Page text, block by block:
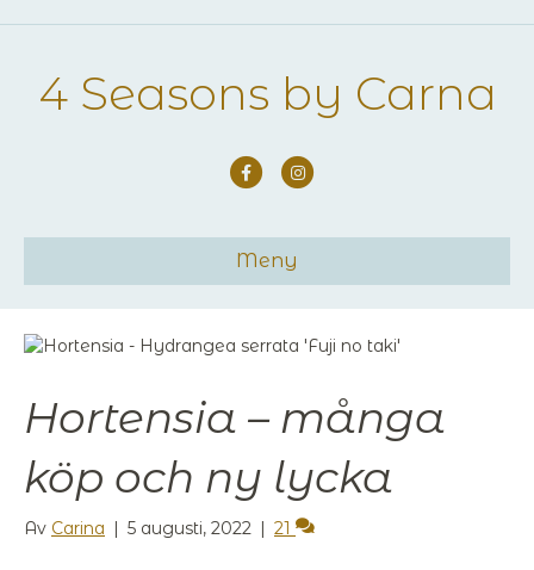
4 Seasons by Carna
FacebookInstagram
Meny
Hortensia – många
köp och ny lycka
Av Carina 5 augusti, 2022 21